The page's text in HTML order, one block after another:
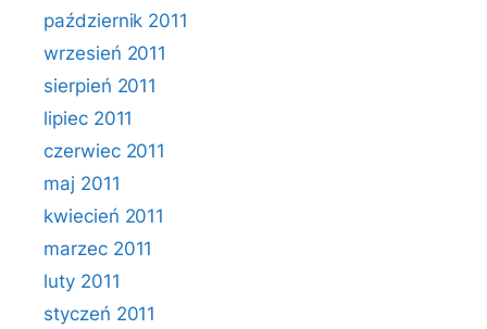
październik 2011
wrzesień 2011
sierpień 2011
lipiec 2011
czerwiec 2011
maj 2011
kwiecień 2011
marzec 2011
luty 2011
styczeń 2011